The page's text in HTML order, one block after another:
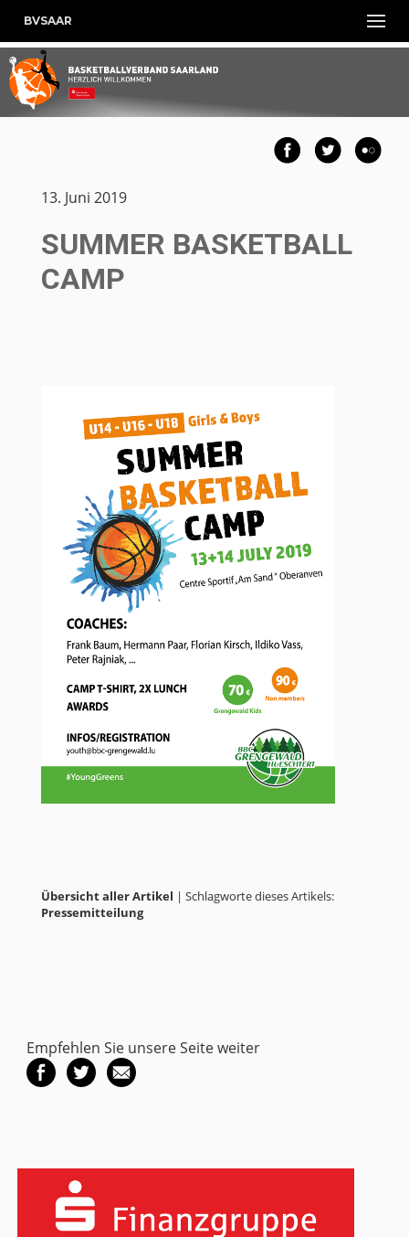
BVSAAR
13. Juni 2019
SUMMER BASKETBALL
CAMP
Übersicht aller Artikel | Schlagworte dieses Artikels:
Pressemitteilung
Empfehlen Sie unsere Seite weiter